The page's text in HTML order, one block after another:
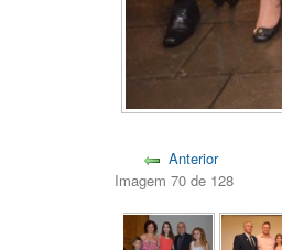
Anterior
Imagem 70 de 128